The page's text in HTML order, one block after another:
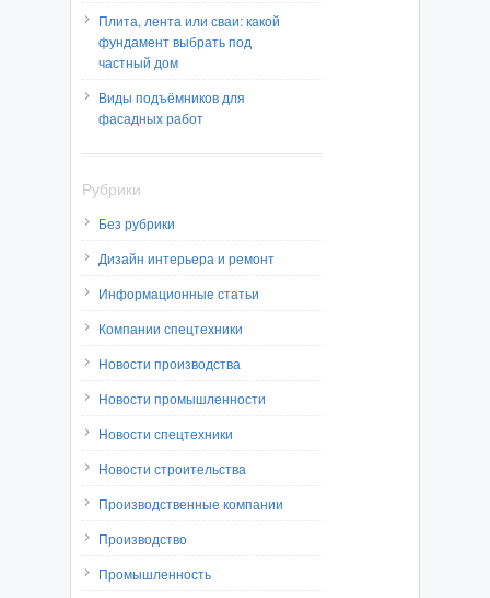
Плита, лента или сваи: какой
фундамент выбрать под
частный дом
Виды подъёмников для
фасадных работ
Рубрики
Без рубрики
Дизайн интерьера и ремонт
Информационные статьи
Компании спецтехники
Новости производства
Новости промышленности
Новости спецтехники
Новости строительства
Производственные компании
Производство
Промышленность